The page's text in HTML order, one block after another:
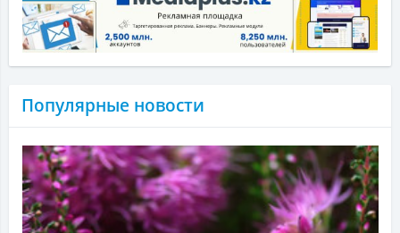
Популярные новости